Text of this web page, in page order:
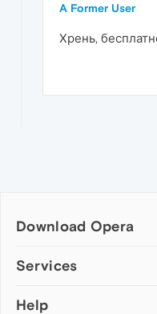
A Former User
Хрень,
Download Opera
Computer browsers
Opera for Mac
Services
Add-ons
Help